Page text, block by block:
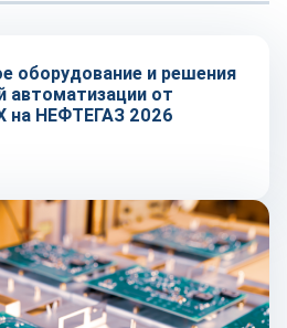
оборудование и решения
от
НЕФТЕГАЗ 2026